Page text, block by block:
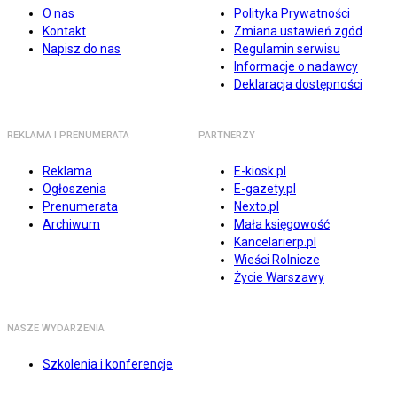
O nas
Kontakt
Napisz do nas
Polityka Prywatności
Zmiana ustawień zgód
Regulamin serwisu
Informacje o nadawcy
Deklaracja dostępności
REKLAMA I PRENUMERATA
Reklama
Ogłoszenia
Prenumerata
Archiwum
PARTNERZY
E-kiosk.pl
E-gazety.pl
Nexto.pl
Mała księgowość
Kancelarierp.pl
Wieści Rolnicze
Życie Warszawy
NASZE WYDARZENIA
Szkolenia i konferencje